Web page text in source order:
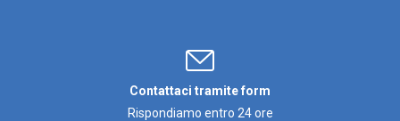
Contattaci tramite form
Rispondiamo entro 24 ore